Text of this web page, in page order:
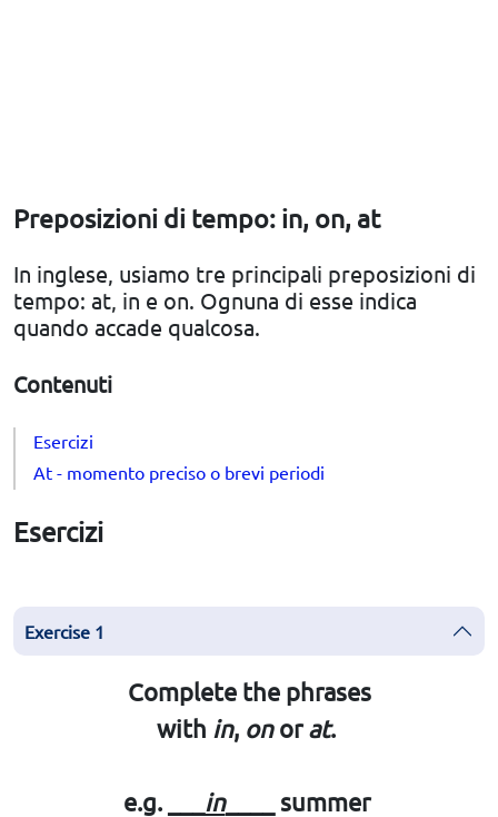
Preposizioni di tempo: in, on, at
In inglese, usiamo tre principali preposizioni di
tempo: at, in e on. Ognuna di esse indica
quando accade qualcosa.
Contenuti
Esercizi
At - momento preciso o brevi periodi
Esercizi
Exercise 1
Complete the phrases
with in, onorat.
e.g. ___ in____ summer